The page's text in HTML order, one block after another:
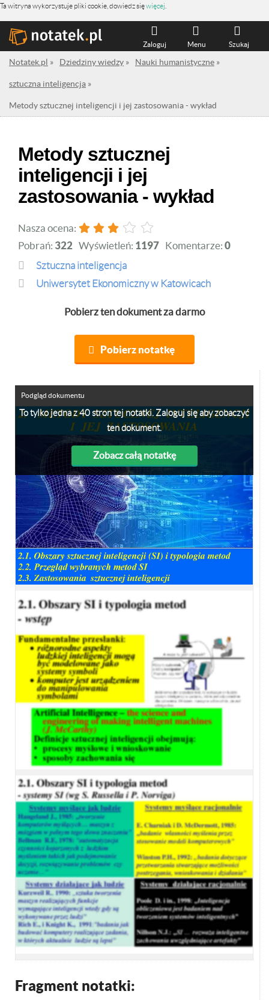
Ta witryna wykorzystuje pliki cookie, dowiedz sięwięcej
Szukaj
Menu
Zaloguj
Notatek.pl » Dziedziny wiedzy » Nauki humanistyczne »
sztuczna inteligencja »
Metody sztucznej inteligencji i jej zastosowania - wykład
Metody sztucznej
inteligencji i jej
zastosowania - wykład
Nasza ocena:
Pobrań: 322 Wyświetleń: 1197 Komentarze: 0
sztuczna inteligencja
Uniwersytet Ekonomiczny w Katowicach
Pobierz ten dokument za darmo
Pobierz notatkę
To tylko jedna z 40 stron tej notatki. Zaloguj się aby zobaczyć
ten dokument.
Zobacz całą notatkę
Podgląd dokumentu
Fragment notatki: